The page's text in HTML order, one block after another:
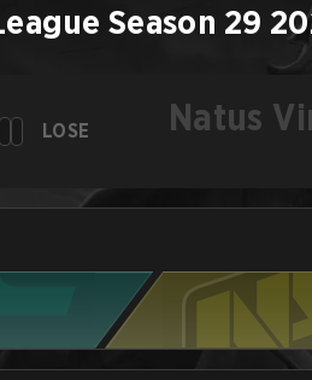
Season 29
LOSE Natus